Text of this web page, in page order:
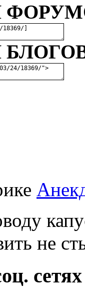
не
сетях